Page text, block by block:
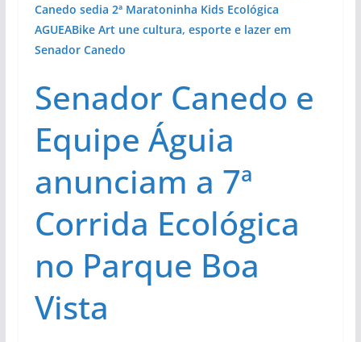
Canedo sedia 2ª Maratoninha Kids Ecológica
AGUEABike Art une cultura, esporte e lazer em
Senador Canedo
Senador Canedo e
Equipe Águia
anunciam a 7ª
Corrida Ecológica
no Parque Boa
Vista